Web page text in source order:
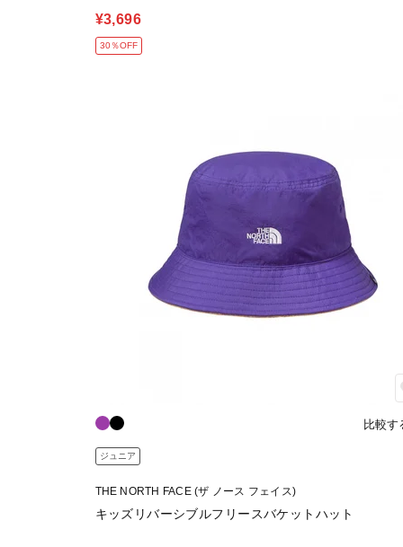
¥3,696
30％OFF
比較す
ジュニア
THE NORTH FACE (ザ ノース フェイス)
キッズリバーシブルフリースバケットハット